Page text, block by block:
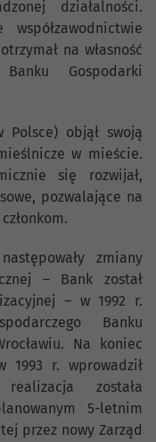
działalności.
na własność
Gospodarki
objął swoją
w mieście.
się rozwijał,
pozwalające na
zmiany
– Bank został
– w 1992 r.
Banku
Na koniec
r. wprowadził
została
5-letnim
przez nowy Zarząd